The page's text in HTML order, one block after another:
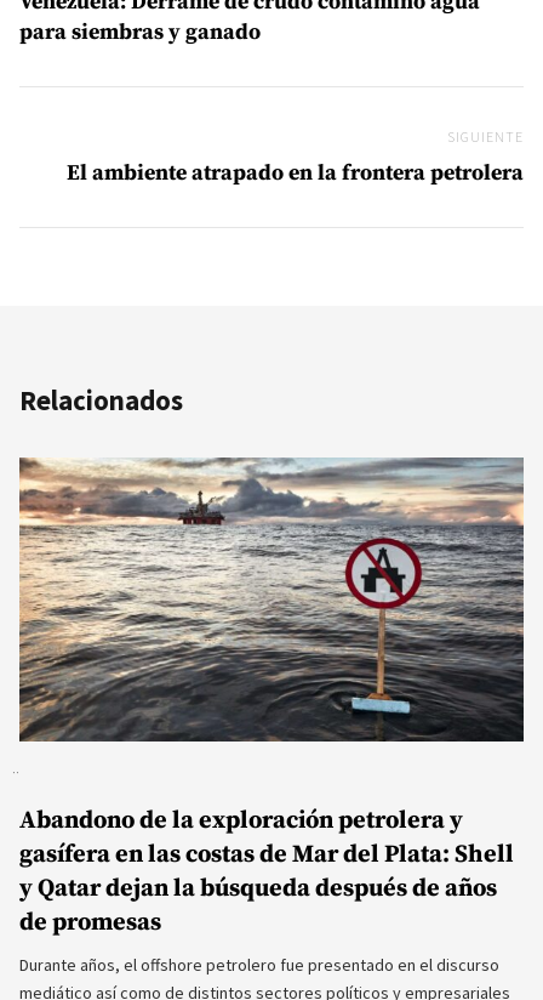
para siembras y ganado
SIGUIENTE
El ambiente atrapado en la frontera petrolera
Relacionados
Abandono de la exploración petrolera y
gasífera en las costas de Mar del Plata: Shell
y Qatar dejan la búsqueda después de años
de promesas
Durante años, el offshore petrolero fue presentado en el discurso
mediático así como de distintos sectores políticos y empresariales